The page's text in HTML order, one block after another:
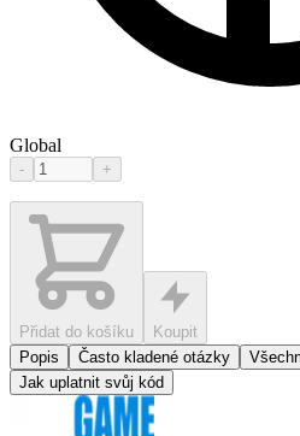
Global
- +
Přidat do košíku
Koupit
Popis
Často kladené otázky
Jak uplatnit svůj kód